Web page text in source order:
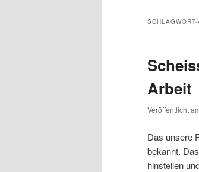
wechseln
Arbeit
Veröffentlicht
Das unsere
bekannt.
hinstellen